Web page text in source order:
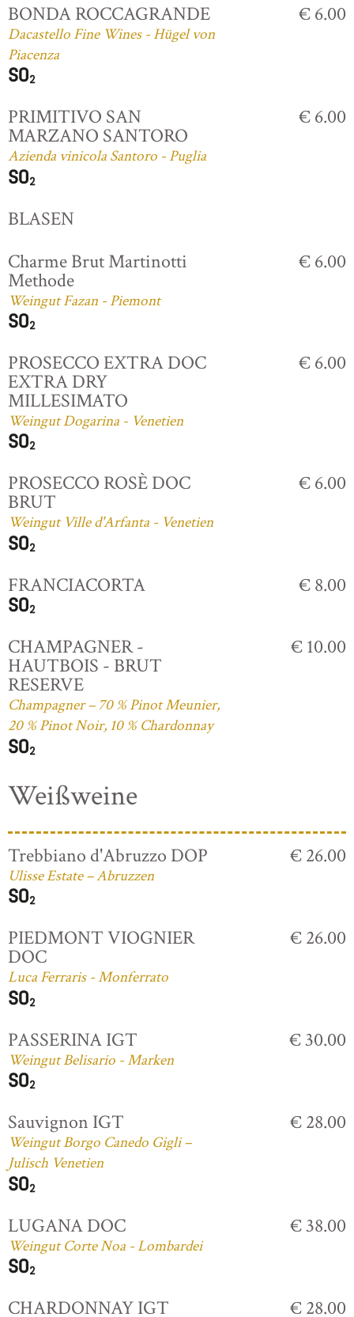
BONDA ROCCAGRANDE
Dacastello Fine Wines - Hügel von
Piacenza
€ 6.00
PRIMITIVO SAN
MARZANO SANTORO
Azienda vinicola Santoro - Puglia
€ 6.00
BLASEN
Charme Brut Martinotti
Methode
Weingut Fazan - Piemont
€ 6.00
PROSECCO EXTRA DOC
EXTRA DRY
MILLESIMATO
Weingut Dogarina - Venetien
€ 6.00
PROSECCO ROSÈ DOC
BRUT
Weingut Ville d'Arfanta - Venetien
€ 6.00
FRANCIACORTA € 8.00
CHAMPAGNER -
HAUTBOIS - BRUT
RESERVE
Champagner – 70 % Pinot Meunier,
20 % Pinot Noir, 10 % Chardonnay
€ 10.00
Weißweine
Trebbiano d'Abruzzo DOP
Ulisse Estate – Abruzzen
€ 26.00
PIEDMONT VIOGNIER
DOC
Luca Ferraris - Monferrato
€ 26.00
PASSERINA IGT
Weingut Belisario - Marken
€ 30.00
Sauvignon IGT
Weingut Borgo Canedo Gigli –
Julisch Venetien
€ 28.00
LUGANA DOC
Weingut Corte Noa - Lombardei
€ 38.00
CHARDONNAY IGT € 28.00